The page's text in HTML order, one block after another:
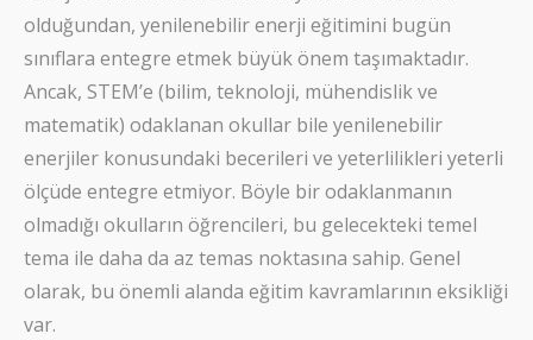
olduğundan, yenilenebilir enerji eğitimini bugün
sınıflara entegre etmek büyük önem taşımaktadır.
Ancak, STEM’e (bilim, teknoloji, mühendislik ve
matematik) odaklanan okullar bile yenilenebilir
enerjiler konusundaki becerileri ve yeterlilikleri yeterli
ölçüde entegre etmiyor. Böyle bir odaklanmanın
olmadığı okulların öğrencileri, bu gelecekteki temel
tema ile daha da az temas noktasına sahip. Genel
olarak, bu önemli alanda eğitim kavramlarının eksikliği
var.